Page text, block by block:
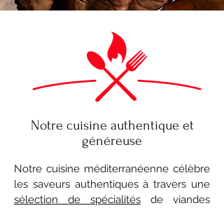
Notre cuisine authentique et
généreuse
Notre cuisine méditerranéenne célèbre
les saveurs authentiques à travers une
sélection de spécialités de viandes